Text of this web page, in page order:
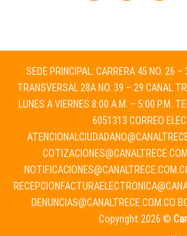
SEDE PRINCIPAL: CARRERA 45 NO. 26
TRANSVERSAL 28A NO. 39 – 29 CANAL
LUNES A VIERNES 8:00 A.M. – 5:00 P.M.
6051313 CORREO
DENUNCIAS@CANALTRECE.COM.CO
Copyright 2026 ©